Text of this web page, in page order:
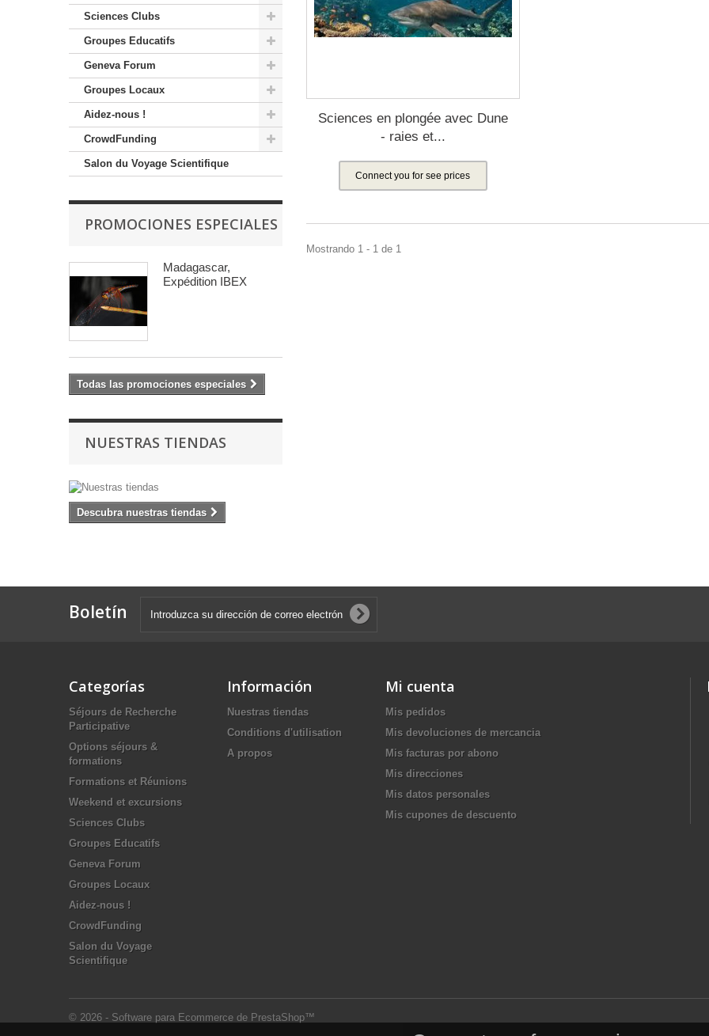
Sciences Clubs
Groupes Educatifs
Geneva Forum
Groupes Locaux
Aidez-nous !
CrowdFunding
Salon du Voyage Scientifique
PROMOCIONES ESPECIALES
Madagascar,
Expédition IBEX
Todas las promociones especiales
NUESTRAS TIENDAS
Descubra nuestras tiendas
Sciences en plongée avec Dune
- raies et...
Connect you for see prices
Mostrando 1 - 1 de 1
Boletín
Categorías
Séjours de Recherche
Participative
Options séjours &
formations
Formations et Réunions
Weekend et excursions
Sciences Clubs
Groupes Educatifs
Geneva Forum
Groupes Locaux
Aidez-nous !
CrowdFunding
Salon du Voyage
Scientifique
Información
Nuestras tiendas
Conditions d'utilisation
A propos
© 2026 - Software para Ecommerce de PrestaShop™
Mi cuenta
Mis pedidos
Mis devoluciones de mercancia
Mis facturas por abono
Mis direcciones
Mis datos personales
Mis cupones de descuento